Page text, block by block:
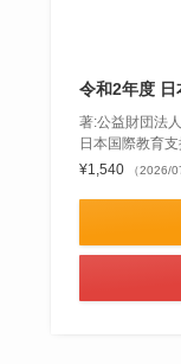
令和2年度 日
著:公益財団法
日本国際教育
¥1,540
（2026/